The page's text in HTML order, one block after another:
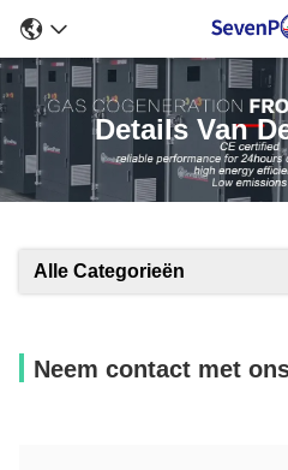
Details Van
Alle Categorieën
Neem contact met